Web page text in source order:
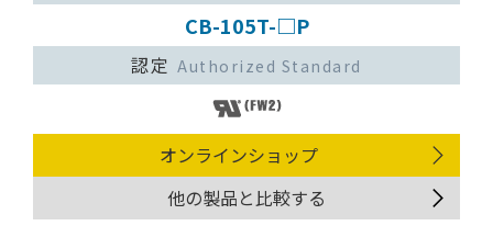
CB-105T-□P
認定 Authorized Standard
オンラインショップ
他の製品と比較する